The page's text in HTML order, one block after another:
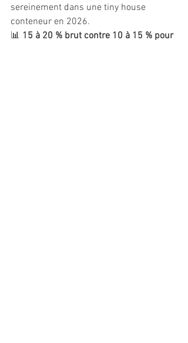
sereinement dans une tiny house
conteneur en 2026.
📊 15 à 20 % brut contre 10 à 15 % pour